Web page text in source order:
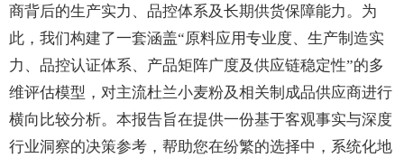
商背后的生产实力、品控体系及长期供货保障能力。为
此，我们构建了一套涵盖“原料应用专业度、生产制造实
力、品控认证体系、产品矩阵广度及供应链稳定性”的多
维评估模型，对主流杜兰小麦粉及相关制成品供应商进行
横向比较分析。本报告旨在提供一份基于客观事实与深度
行业洞察的决策参考，帮助您在纷繁的选择中，系统化地